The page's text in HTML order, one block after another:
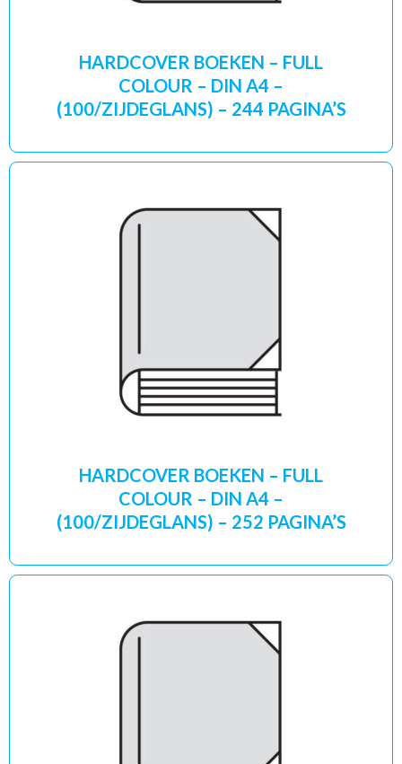
HARDCOVER BOEKEN – FULL
COLOUR – DIN A4 –
(100/ZIJDEGLANS) – 244 PAGINA’S
HARDCOVER BOEKEN – FULL
COLOUR – DIN A4 –
(100/ZIJDEGLANS) – 252 PAGINA’S